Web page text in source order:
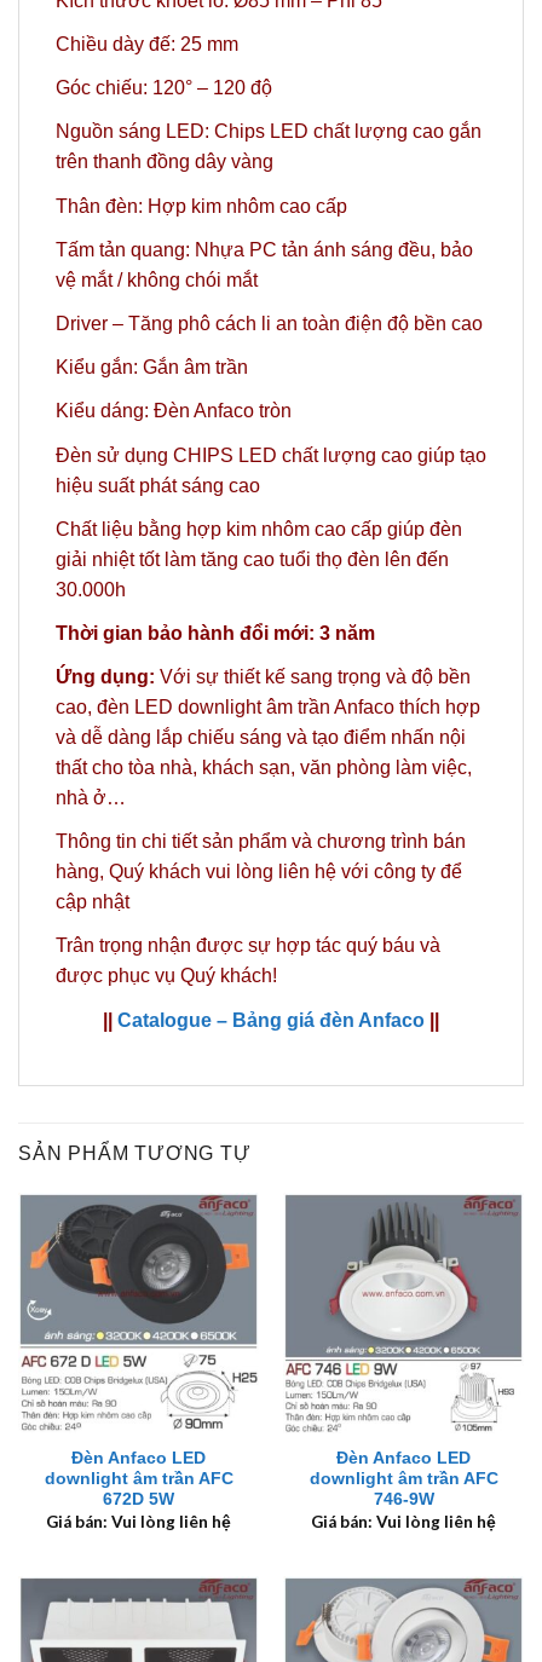
Chiều dày đế: 25 mm
Góc chiếu: 120° – 120 độ
Nguồn sáng LED: Chips LED chất lượng cao gắn
trên thanh đồng dây vàng
Thân đèn: Hợp kim nhôm cao cấp
Tấm tản quang: Nhựa PC tản ánh sáng đều, bảo
vệ mắt / không chói mắt
Driver – Tăng phô cách li an toàn điện độ bền cao
Kiểu gắn: Gắn âm trần
Kiểu dáng: Đèn Anfaco tròn
Đèn sử dụng CHIPS LED chất lượng cao giúp tạo
hiệu suất phát sáng cao
Chất liệu bằng hợp kim nhôm cao cấp giúp đèn
giải nhiệt tốt làm tăng cao tuổi thọ đèn lên đến
30.000h
Thời gian bảo hành đổi mới: 3 năm
Ứng dụng: Với sự thiết kế sang trọng và độ bền
cao, đèn LED downlight âm trần Anfaco thích hợp
và dễ dàng lắp chiếu sáng và tạo điểm nhấn nội
thất cho tòa nhà, khách sạn, văn phòng làm việc,
nhà ở…
Thông tin chi tiết sản phẩm và chương trình bán
hàng, Quý khách vui lòng liên hệ với công ty để
cập nhật
Trân trọng nhận được sự hợp tác quý báu và
được phục vụ Quý khách!
Catalogue – Bảng giá đèn Anfaco
SẢN PHẨM TƯƠNG TỰ
Đèn Anfaco LED
downlight âm trần AFC
672D 5W
Giá bán: Vui lòng liên hệ
Đèn Anfaco LED
downlight âm trần AFC
746-9W
Giá bán: Vui lòng liên hệ